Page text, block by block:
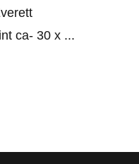
ca- 30 x ...